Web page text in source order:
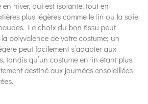
hiver, qui est isolante, tout en
plus légères comme le lin ou la soie
Le choix du bon tissu peut
polyvalence de votre costume; un
peut facilement s’adapter aux
tandis qu’un costume en lin étant plus
destiné aux journées ensoleillées